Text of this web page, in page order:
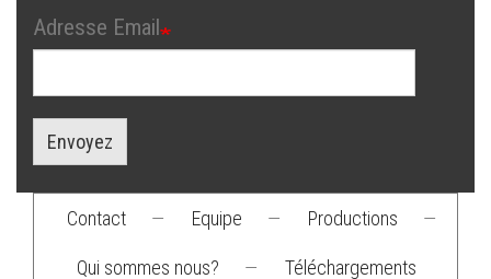
Adresse Email
Envoyez
Footer
Contact — Equipe — Productions —
Qui sommes nous? — Téléchargements